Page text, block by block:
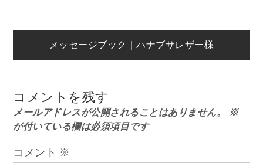
ナ
ビ
メッセージブック｜ハナブサレザー様
コメントを残す
メールアドレスが公開されることはありません。
※
が付いている欄は必須項目です
コメント ※